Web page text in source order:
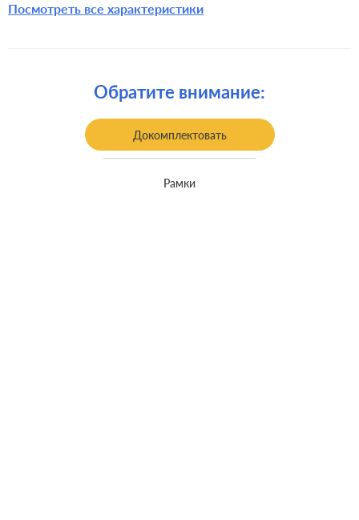
Посмотреть все характеристики
Комплектация: механизм без накладки и рамки
Обратите внимание:
Докомплектовать
Рамки